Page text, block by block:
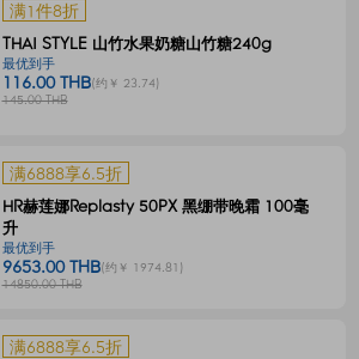
满1件8折
THAI STYLE 山竹水果奶糖山竹糖240g
最优到手
116.00 THB(约￥ 23.74)
145.00 THB
满6888享6.5折
HR赫莲娜Replasty 50PX 黑绷带晚霜 100毫
升
最优到手
9653.00 THB(约￥ 1974.81)
14850.00 THB
满6888享6.5折